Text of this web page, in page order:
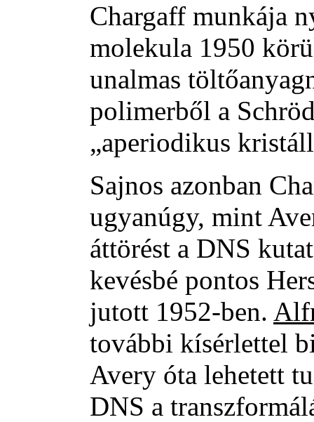
Chargaff munkája
molekula 1950
unalmas
polimerből a
„aperiodikus
Sajnos azonban
ugyanúgy, mint
áttörést a DNS
kevésbé pontos
jutott 1952-ben.
további kísérlettel
Avery óta lehetett
DNS a